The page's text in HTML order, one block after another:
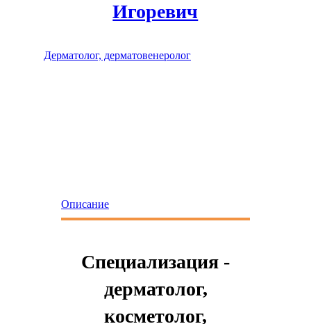
Игоревич
Дерматолог, дерматовенеролог
Описание
Специализация -
дерматолог,
косметолог,